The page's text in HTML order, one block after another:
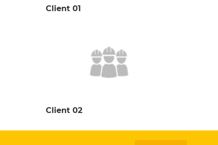
Client 01
Client 02